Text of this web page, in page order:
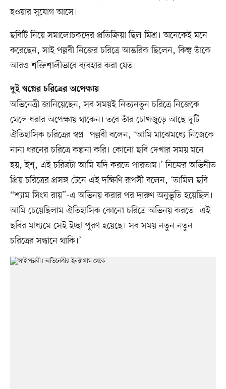
হওয়ার সুযোগ আসে।
ছবিটি নিয়ে সমালোচকদের প্রতিক্রিয়া ছিল মিশ্র। অনেকেই মনে
করেছেন, সাই পল্লবী নিজের চরিত্রে আন্তরিক ছিলেন, কিন্তু তাঁকে
আরও শক্তিশালীভাবে ব্যবহার করা যেত।
দুই স্বপ্নের চরিত্রের অপেক্ষায়
অভিনেত্রী জানিয়েছেন, সব সময়ই নিত্যনতুন চরিত্রে নিজেকে
মেলে ধরার অপেক্ষায় থাকেন। তবে তাঁর চোখজুড়ে আছে দুটি
ঐতিহাসিক চরিত্রের স্বপ্ন। পল্লবী বলেন, ‘আমি মাঝেমধ্যে নিজেকে
নানা ধরনের চরিত্রে কল্পনা করি। কোনো ছবি দেখার সময় মনে
হয়, ইশ্, এই চরিত্রটা আমি যদি করতে পারতাম।’ নিজের অভিনীত
প্রিয় চরিত্রের প্রসঙ্গ টেনে এই দক্ষিণি রূপসী বলেন, ‘তামিল ছবি
“শ্যাম সিংঘ রায়”-এ অভিনয় করার পর দারুণ অনুভূতি হয়েছিল।
আমি চেয়েছিলাম ঐতিহাসিক কোনো চরিত্রে অভিনয় করতে। এই
ছবির মাধ্যমে সেই ইচ্ছা পূরণ হয়েছে। সব সময় নতুন নতুন
চরিত্রের সন্ধানে থাকি।’